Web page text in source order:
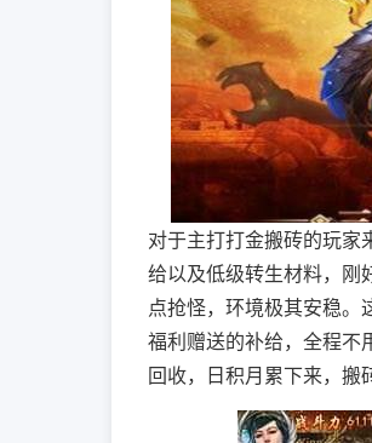
对于主打打金搬砖的玩家
给以及低级转生材料，刚
点抢怪，环境极其安稳
福利赠送的补给，全程不
回收，日积月累下来，搬